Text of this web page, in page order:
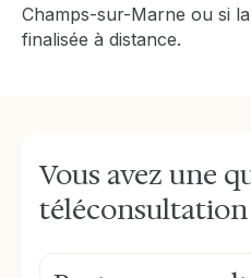
Champs-sur-Marne ou si
finalisée à distance.
Vous avez une
téléconsultation